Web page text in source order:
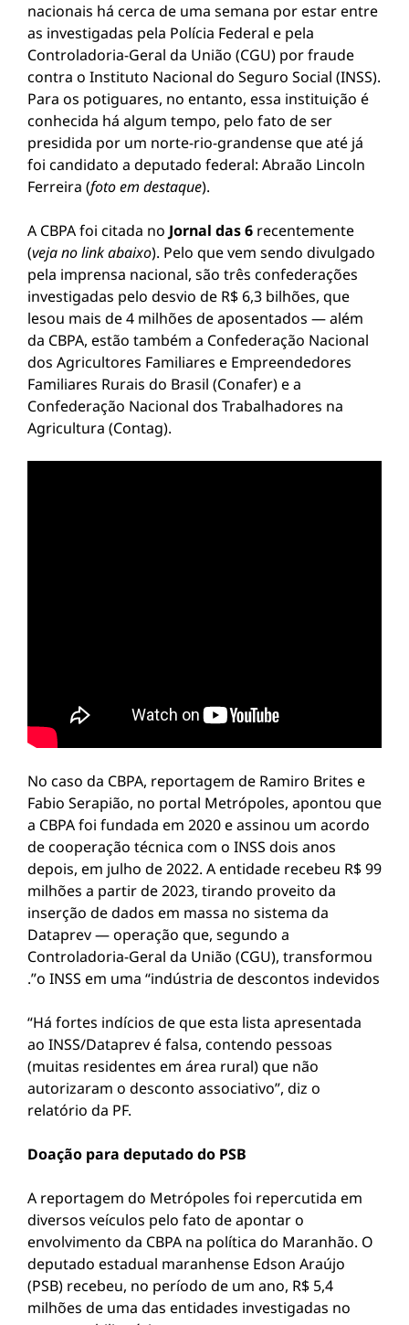
nacionais há cerca de uma semana por estar entre
as investigadas pela Polícia Federal e pela
Controladoria-Geral da União (CGU) por fraude
contra o Instituto Nacional do Seguro Social (INSS).
Para os potiguares, no entanto, essa instituição é
conhecida há algum tempo, pelo fato de ser
presidida por um norte-rio-grandense que até já
foi candidato a deputado federal: Abraão Lincoln
Ferreira (foto em destaque).
A CBPA foi citada no Jornal das 6 recentemente
(veja no link abaixo). Pelo que vem sendo divulgado
pela imprensa nacional, são três confederações
investigadas pelo desvio de R$ 6,3 bilhões, que
lesou mais de 4 milhões de aposentados — além
da CBPA, estão também a Confederação Nacional
dos Agricultores Familiares e Empreendedores
Familiares Rurais do Brasil (Conafer) e a
Confederação Nacional dos Trabalhadores na
Agricultura (Contag).
No caso da CBPA, reportagem de Ramiro Brites e
Fabio Serapião, no portal Metrópoles, apontou que
a CBPA foi fundada em 2020 e assinou um acordo
de cooperação técnica com o INSS dois anos
depois, em julho de 2022. A entidade recebeu R$ 99
milhões a partir de 2023, tirando proveito da
inserção de dados em massa no sistema da
Dataprev — operação que, segundo a
Controladoria-Geral da União (CGU), transformou
o INSS em uma “indústria de descontos indevidos”.
“Há fortes indícios de que esta lista apresentada
ao INSS/Dataprev é falsa, contendo pessoas
(muitas residentes em área rural) que não
autorizaram o desconto associativo”, diz o
relatório da PF.
Doação para deputado do PSB
A reportagem do Metrópoles foi repercutida em
diversos veículos pelo fato de apontar o
envolvimento da CBPA na política do Maranhão. O
deputado estadual maranhense Edson Araújo
(PSB) recebeu, no período de um ano, R$ 5,4
milhões de uma das entidades investigadas no